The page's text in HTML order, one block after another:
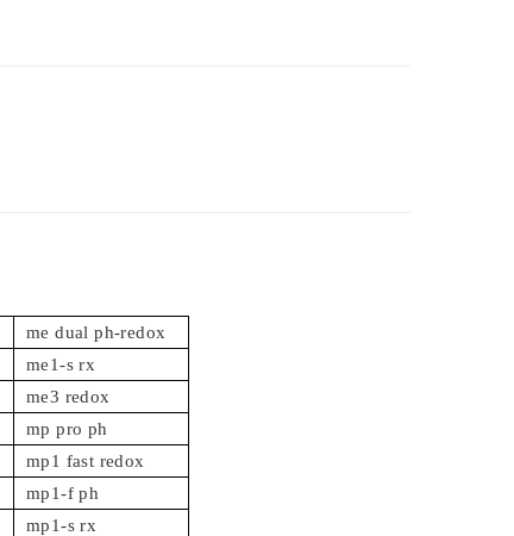
me dual ph-redox
me1-s rx
me3 redox
mp pro ph
mp1 fast redox
mp1-f ph
mp1-s rx